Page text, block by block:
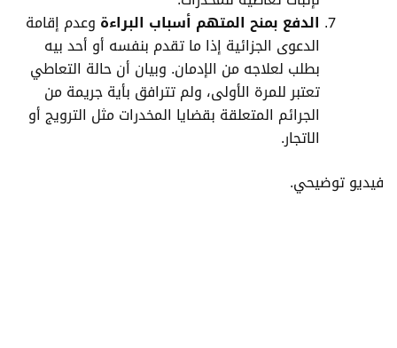
الدفع بمنح المتهم أسباب البراءة وعدم إقامة
الدعوى الجزائية إذا ما تقدم بنفسه أو أحد بيه
بطلب لعلاجه من الإدمان. وبيان أن حالة التعاطي
تعتبر للمرة الأولى، ولم تترافق بأية جريمة من
الجرائم المتعلقة بقضايا المخدرات مثل الترويج أو
الاتجار.
فيديو توضيحي.